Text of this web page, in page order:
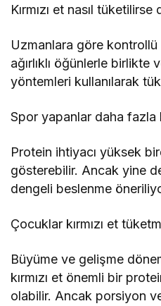
Kırmızı et nasıl tüketilirse
Uzmanlara göre
ağırlıklı öğünlerle birlikte
yöntemleri kullanılarak
Spor yapanlar daha fazla
Protein ihtiyacı yüksek
gösterebilir. Ancak yine
dengeli beslenme
Çocuklar kırmızı et
Büyüme ve gelişme
kırmızı et önemli bir
olabilir. Ancak porsiyon